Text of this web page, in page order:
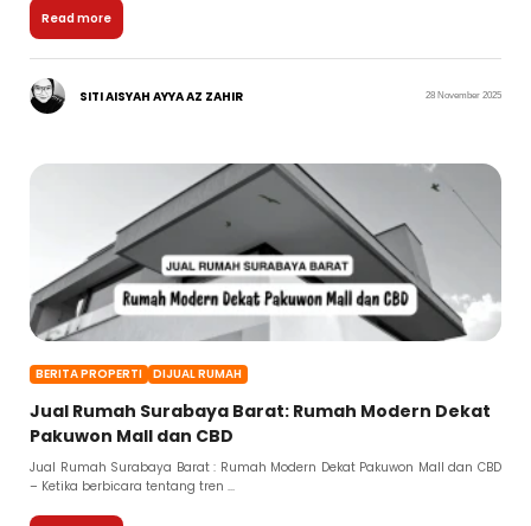
Read more
SITI AISYAH AYYA AZ ZAHIR 28 November 2025
BERITA PROPERTI DIJUAL RUMAH
Jual Rumah Surabaya Barat: Rumah Modern Dekat
Pakuwon Mall dan CBD
Jual Rumah Surabaya Barat : Rumah Modern Dekat Pakuwon Mall dan CBD
– Ketika berbicara tentang tren ...